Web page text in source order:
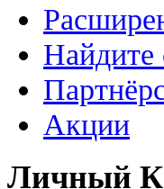
Найдите
Акции
Личный